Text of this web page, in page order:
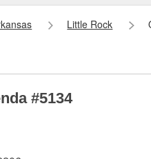
Little Rock
#5134